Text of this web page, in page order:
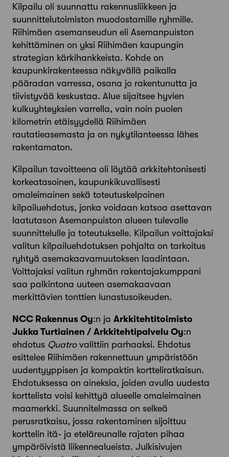
Kilpailu oli suunnattu rakennusliikkeen ja
suunnittelutoimiston muodostamille ryhmille.
Riihimäen asemanseudun eli Asemanpuiston
kehittäminen on yksi Riihimäen kaupungin
strategian kärkihankkeista. Kohde on
kaupunkirakenteessa näkyvällä paikalla
pääradan varressa, osana jo rakentunutta ja
tiivistyvää keskustaa. Alue sijaitsee hyvien
kulkuyhteyksien varrella, vain noin puolen
kilometrin etäisyydellä Riihimäen
rautatieasemasta ja on nykytilanteessa lähes
rakentamaton.
Kilpailun tavoitteena oli löytää arkkitehtonisesti
korkeatasoinen, kaupunkikuvallisesti
omaleimainen sekä toteutuskelpoinen
kilpailuehdotus, jonka voidaan katsoa asettavan
laatutason Asemanpuiston alueen tulevalle
suunnittelulle ja toteutukselle. Kilpailun voittajaksi
valitun kilpailuehdotuksen pohjalta on tarkoitus
ryhtyä asemakaavamuutoksen laadintaan.
Voittajaksi valitun ryhmän rakentajakumppani
saa palkintona uuteen asemakaavaan
merkittävien tonttien lunastusoikeuden.
NCC Rakennus Oy:n ja Arkkitehtitoimisto
Jukka Turtiainen / Arkkitehtipalvelu Oy:n
ehdotus Quatrovalittiin parhaaksi. Ehdotus
esittelee Riihimäen rakennettuun ympäristöön
uudentyyppisen ja kompaktin kortteliratkaisun.
Ehdotuksessa on aineksia, joiden avulla uudesta
korttelista voisi kehittyä alueelle omaleimainen
maamerkki. Suunnitelmassa on selkeä
perusratkaisu, jossa rakentaminen sijoittuu
korttelin itä- ja eteläreunalle rajaten pihaa
ympäröivistä liikennealueista. Julkisivujen